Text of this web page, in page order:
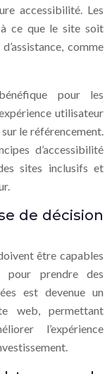
accessibilité. Les
ce que le site soit
comme
pour les
utilisateur
le référencement.
d’accessibilité
sites inclusifs et
de décision
être capables
pour prendre des
est devenue un
web, permettant
l’expérience